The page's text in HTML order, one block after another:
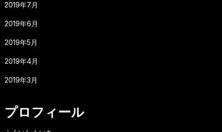
2019年7月
2019年6月
2019年5月
2019年4月
2019年3月
プロフィール